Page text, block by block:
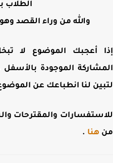
الطلاب
والله من وراء القصد وهو
أعجبك الموضوع لا تبخل
الموجودة بالأسفل ،
لنا انطباعك عن
والمقترحات
هنا.